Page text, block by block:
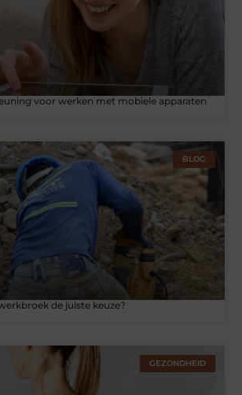
voor werken met mobiele apparaten
BLOG
de juiste keuze?
GEZONDHEID